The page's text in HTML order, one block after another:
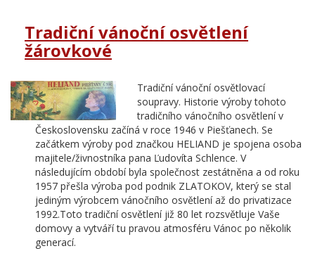
Tradiční vánoční osvětlení
žárovkové
Tradiční vánoční osvětlovací
soupravy. Historie výroby tohoto
tradičního vánočního osvětlení v
Československu začíná v roce 1946 v Piešťanech. Se
začátkem výroby pod značkou HELIAND je spojena osoba
majitele/živnostníka pana Ľudovíta Schlence. V
následujícím období byla společnost zestátněna a od roku
1957 přešla výroba pod podnik ZLATOKOV, který se stal
jediným výrobcem vánočního osvětlení až do privatizace
1992.Toto tradiční osvětlení již 80 let rozsvětluje Vaše
domovy a vytváří tu pravou atmosféru Vánoc po několik
generací.